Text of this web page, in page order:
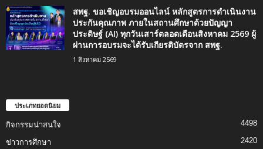
สพฐ. ขอเชิญอบรมออนไลน์ หลักสูตรการดำเนินงาน
ประกันคุณภาพ ภายในสถานศึกษาด้วยปัญญา
ประดิษฐ์ (AI) ทุกวันเสาร์ตลอดเดือนสิงหาคม 2569 ผู้
ผ่านการอบรมจะได้รับเกียรติบัตรจาก สพฐ.
1 สิงหาคม 2569
ประเภทยอดนิยม
กิจกรรมน่าสนใจ 4498
ข่าวการศึกษา 2420